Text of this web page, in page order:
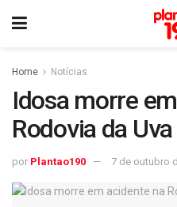
Home Notícias
Idosa morre
Rodovia da
por Plantao190 7 de outubro